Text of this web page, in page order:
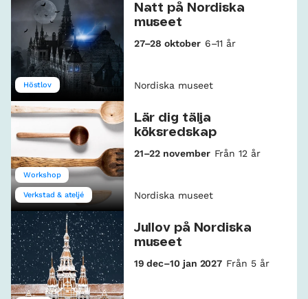
Höstlov
Natt på Nordiska
museet
27–28 oktober 6–11 år
Nordiska museet
Workshop
Verkstad & ateljé
Lär dig tälja
köksredskap
21–22 november Från 12 år
Nordiska museet
Jullov på Nordiska
museet
19 dec–10 jan 2027 Från 5 år